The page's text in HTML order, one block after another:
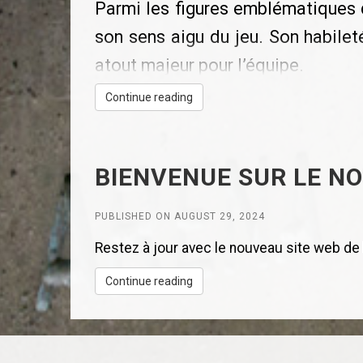
Parmi les figures emblématiques
son sens aigu du jeu. Son
atout majeur pour l’équipe.
Chris Frankel, quant à lui, est
palet, il incarne la détermination
François Goulet apporte une
inspirent ses coéquipiers à
Nous sommes également
avoir été mis au ballotage par
Continue reading
BIENVENUE SUR LE
PUBLISHED ON AUGUST 29, 2024
Restez à jour avec le nouveau site web
Continue reading